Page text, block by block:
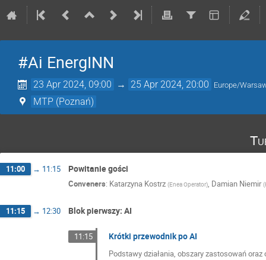
#Ai EnergINN
23 Apr 2024, 09:00 → 25 Apr 2024, 20:00 Europe/
MTP (Poznań)
11:00 → 11:15 Powitanie gości
Conveners: Katarzyna Kostrz (Enea Operator) Damian Niemir (
11:15 → 12:30 Blok pierwszy: AI
11:15 Krótki przewodnik po AI
Podstawy działania, obszary zastosowań